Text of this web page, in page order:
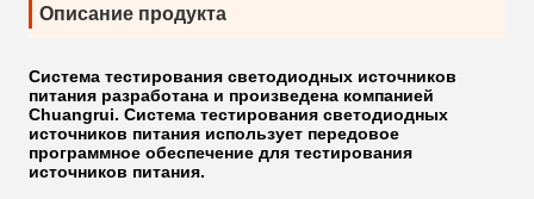
Описание продукта
Система тестирования светодиодных источников
питания разработана и произведена компанией
Chuangrui. Система тестирования светодиодных
источников питания использует передовое
программное обеспечение для тестирования
источников питания.